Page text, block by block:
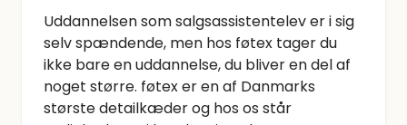
Uddannelsen som salgsassistentelev er i sig
selv spændende, men hos føtex tager du
ikke bare en uddannelse, du bliver en del af
noget større. føtex er en af Danmarks
største detailkæder og hos os står